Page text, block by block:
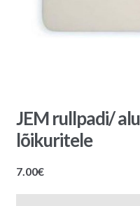
JEM rullpadi/
lõikuritele
7.00€